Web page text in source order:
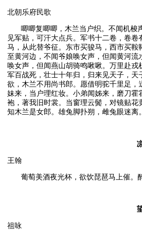
北朝乐府民歌
唧唧复唧唧，木兰当户织。不闻机梭
见军贴，可汗大点兵。军书十二卷，卷
马，从此替爷征。东市买骏马，西市买
至黄河边，不闻爷娘唤女声，但闻黄河
唤女声，但闻燕山胡骑鸣啾啾。万里赴
军百战死，壮士十年归，归来见天子，
欲，木兰不用尚书郎。愿借明驼千里足
妹来，当户理红妆。小弟闻姊来，磨刀
袍，著我旧时裳。当窗理云鬓，对镜贴
知木兰是女郎。雄兔脚扑朔，雌兔眼迷
王翰
葡萄美酒夜光杯，欲饮琵琶马上催。
祖咏